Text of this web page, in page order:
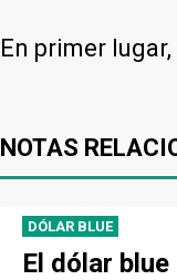
En primer lugar,
NOTAS
DÓLAR BLUE
El dólar